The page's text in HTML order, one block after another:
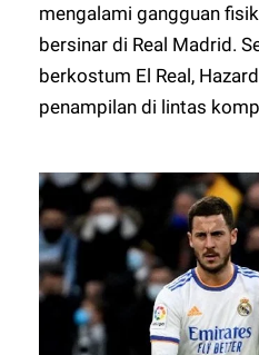
mengalami gangguan
bersinar di Real Madrid.
berkostum El Real,
penampilan di lintas